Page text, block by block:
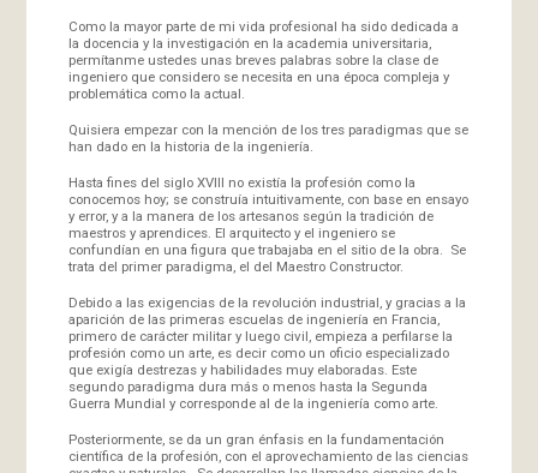
Como la mayor parte de mi vida profesional ha sido dedicada a
la docencia y la investigación en la academia universitaria,
permítanme ustedes unas breves palabras sobre la clase de
ingeniero que considero se necesita en una época compleja y
problemática como la actual.
Quisiera empezar con la mención de los tres paradigmas que se
han dado en la historia de la ingeniería.
Hasta fines del siglo XVIII no existía la profesión como la
conocemos hoy; se construía intuitivamente, con base en ensayo
y error, y a la manera de los artesanos según la tradición de
maestros y aprendices. El arquitecto y el ingeniero se
confundían en una figura que trabajaba en el sitio de la obra. Se
trata del primer paradigma, el del Maestro Constructor.
Debido a las exigencias de la revolución industrial, y gracias a la
aparición de las primeras escuelas de ingeniería en Francia,
primero de carácter militar y luego civil, empieza a perfilarse la
profesión como un arte, es decir como un oficio especializado
que exigía destrezas y habilidades muy elaboradas. Este
segundo paradigma dura más o menos hasta la Segunda
Guerra Mundial y corresponde al de la ingeniería como arte.
Posteriormente, se da un gran énfasis en la fundamentación
científica de la profesión, con el aprovechamiento de las ciencias